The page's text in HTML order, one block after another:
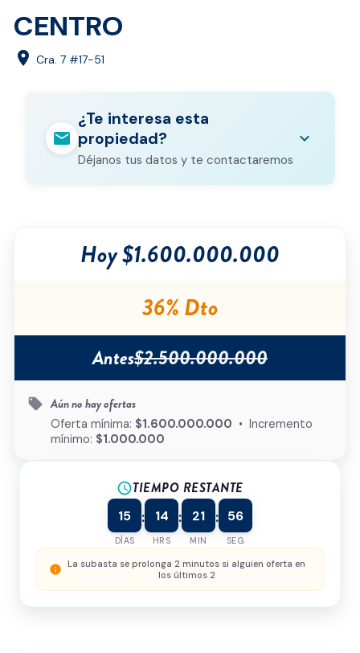
CENTRO
location_on Cra. 7 #17-51
mail
¿Te interesa esta
propiedad?
Déjanos tus datos y te contactaremos
expand_more
Correo electrónico
¿Cómo podemos ayudarte?
política de privacidady el
tratamiento de
Enviar solicitud
Hoy $1.600.000.000
36% Dto
Antes$2.500.000.000
local_offer Aún no hay ofertas
Oferta mínima: $1.600.000.000 • Incremento
mínimo: $1.000.000
scheduleTIEMPO RESTANTE
15
DÍAS
: 14
HRS
: 21
MIN
: 56
SEG
info La subasta se prolonga 2 minutos si alguien oferta en
los últimos 2